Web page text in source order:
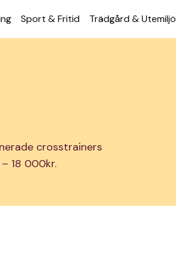
Sport & Fritid Trädgård & Utemiljö
crosstrainers
18 000kr.